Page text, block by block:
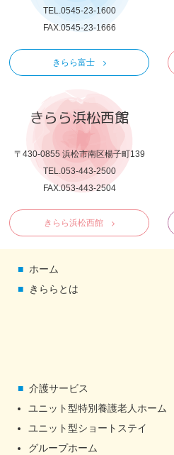
TEL.0545-23-1600
FAX.0545-23-1666
きらら富士
きらら浜松西館
〒430-0855 浜松市南区楊子町139
TEL.053-443-2500
FAX.053-443-2504
きらら浜松西館
ホーム
きららとは
介護サービス
ユニット型特別養護老人ホーム
ユニット型ショートステイ
グループホーム